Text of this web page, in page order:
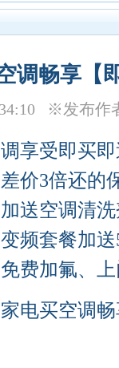
调畅享【
※发布
受即买即
价3倍还的
送空调清
频套餐加
费加氟、
买空调畅